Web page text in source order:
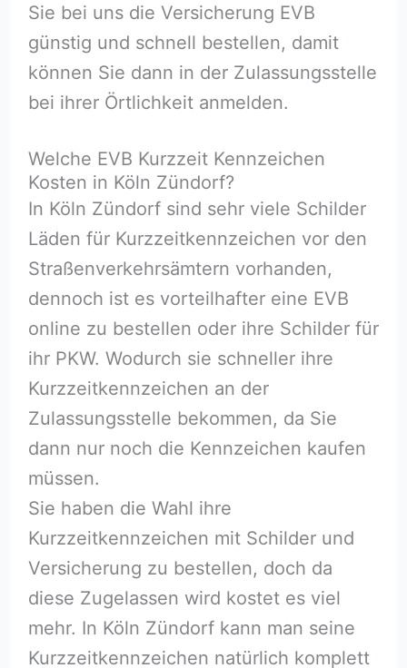
Sie bei uns die Versicherung EVB
günstig und schnell bestellen, damit
können Sie dann in der Zulassungsstelle
bei ihrer Örtlichkeit anmelden.
Welche EVB Kurzzeit Kennzeichen
Kosten in Köln Zündorf?
In Köln Zündorf sind sehr viele Schilder
Läden für Kurzzeitkennzeichen vor den
Straßenverkehrsämtern vorhanden,
dennoch ist es vorteilhafter eine EVB
online zu bestellen oder ihre Schilder für
ihr PKW. Wodurch sie schneller ihre
Kurzzeitkennzeichen an der
Zulassungsstelle bekommen, da Sie
dann nur noch die Kennzeichen kaufen
müssen.
Sie haben die Wahl ihre
Kurzzeitkennzeichen mit Schilder und
Versicherung zu bestellen, doch da
diese Zugelassen wird kostet es viel
mehr. In Köln Zündorf kann man seine
Kurzzeitkennzeichen natürlich komplett